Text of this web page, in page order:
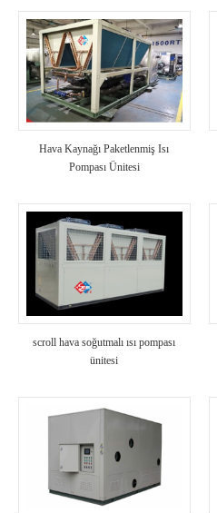
Hava Kaynağı Paketlenmiş Isı
Pompası Ünitesi
scroll hava soğutmalı ısı pompası
ünitesi